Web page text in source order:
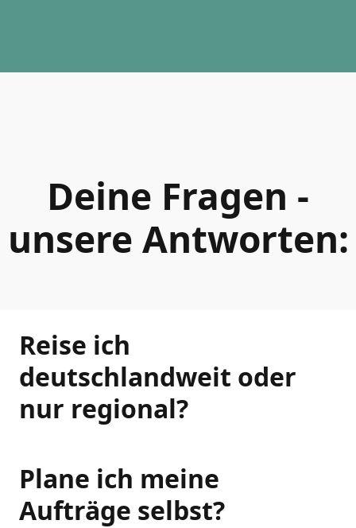
Deine Fragen -
unsere Antworten:
Reise ich
deutschlandweit oder
nur regional?
Plane ich meine
Aufträge selbst?